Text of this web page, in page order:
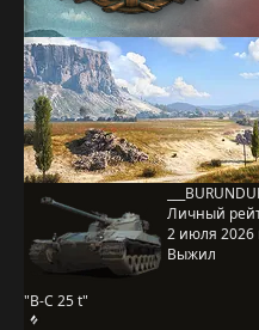
"B-C 25 t"
Личный
2 июля 2026
Выжил